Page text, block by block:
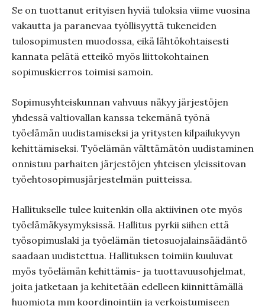
Se on tuottanut erityisen hyviä tuloksia viime vuosina
vakautta ja paranevaa työllisyyttä tukeneiden
tulosopimusten muodossa, eikä lähtökohtaisesti
kannata pelätä etteikö myös liittokohtainen
sopimuskierros toimisi samoin.
Sopimusyhteiskunnan vahvuus näkyy järjestöjen
yhdessä valtiovallan kanssa tekemänä työnä
työelämän uudistamiseksi ja yritysten kilpailukyvyn
kehittämiseksi. Työelämän välttämätön uudistaminen
onnistuu parhaiten järjestöjen yhteisen yleissitovan
työehtosopimusjärjestelmän puitteissa.
Hallitukselle tulee kuitenkin olla aktiivinen ote myös
työelämäkysymyksissä. Hallitus pyrkii siihen että
työsopimuslaki ja työelämän tietosuojalainsäädäntö
saadaan uudistettua. Hallituksen toimiin kuuluvat
myös työelämän kehittämis- ja tuottavuusohjelmat,
joita jatketaan ja kehitetään edelleen kiinnittämällä
huomiota mm koordinointiin ja verkoistumiseen